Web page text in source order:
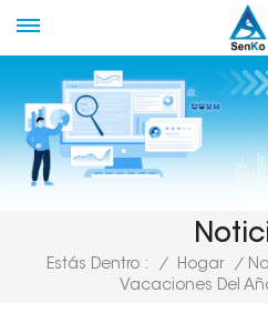
Estás Dentro : / Hogar /
Vacaciones Del